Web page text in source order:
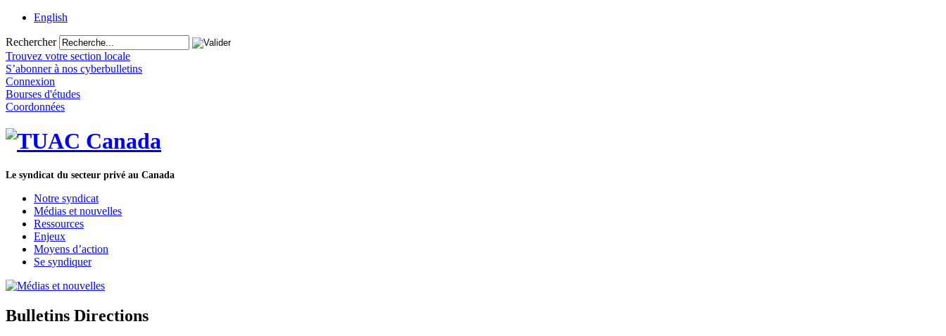
English
Rechercher
Trouvez votre section locale
S’abonner à nos cyberbulletins
Connexion
Bourses d'études
Coordonnées
Le syndicat du secteur privé au Canada
Notre syndicat
Médias et nouvelles
Ressources
Enjeux
Moyens d’action
Se syndiquer
Bulletins Directions